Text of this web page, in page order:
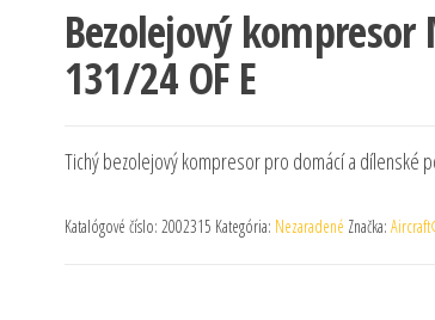
Bezolejový kompresor
131/24 OF E
Tichý bezolejový kompresor pro domácí a dílenské
Katalógové číslo: 2002315 Kategória: Nezaradené Značka: